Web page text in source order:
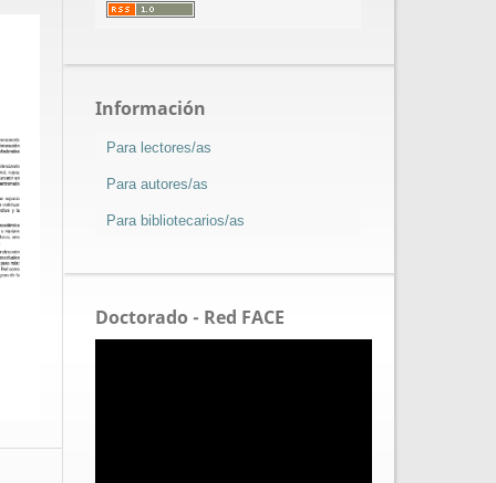
Información
Para lectores/as
Para autores/as
Para bibliotecarios/as
Doctorado - Red FACE